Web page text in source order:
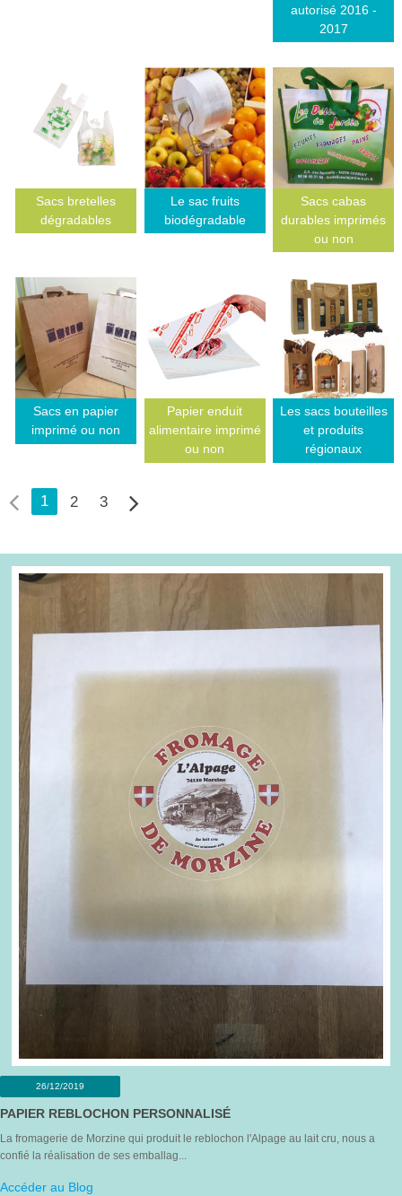
autorisé 2016 -
2017
Sacs bretelles
dégradables
Le sac fruits
biodégradable
Sacs cabas
durables imprimés
ou non
Sacs en papier
imprimé ou non
Papier enduit
alimentaire imprimé
ou non
Les sacs bouteilles
et produits
régionaux
1 2 3
26/12/2019
PAPIER REBLOCHON PERSONNALISÉ
La fromagerie de Morzine qui produit le reblochon l'Alpage au lait cru, nous a
confié la réalisation de ses emballag...
Accéder au Blog